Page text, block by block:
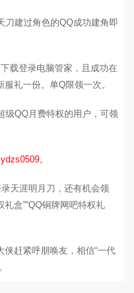
建过角色的QQ成功建角即
载登录电脑管家，且成功在
礼一份。单Q限领一次。
QQ月费特权的用户，可领
ydzs0509。
天涯明月刀，还有机会领
礼盒”“QQ铜牌网吧特权礼
赶紧呼朋唤友，相信“一代